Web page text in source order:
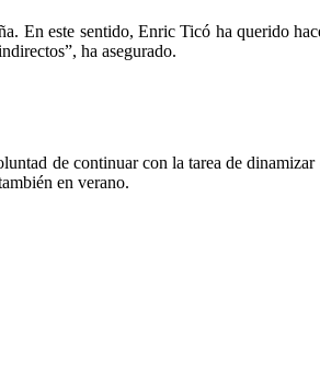
En este sentido, Enric Ticó ha querido
ha asegurado.
de continuar con la tarea de
en verano.